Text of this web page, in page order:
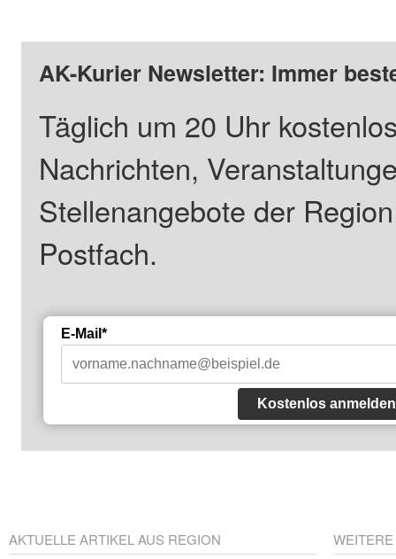
AK-Kurier Newsletter: Immer
Täglich um 20 Uhr
Nachrichten,
Stellenangebote der
Postfach.
E-Mail*
Kostenlos anmelden
AKTUELLE ARTIKEL AUS REGION